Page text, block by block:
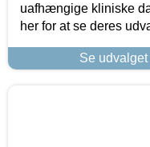
uafhængige kliniske
her for at se deres
Se